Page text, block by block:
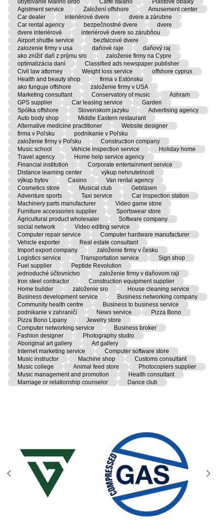
Agistment service
Založení offshore
Amusement center
Car dealer
interiérové dvere
dvere a zárubne
Car rental agency
bezpečnostné dvere
dvere
dvere interiérové
interiérové dvere so zárubňou
Airport shuttle service
bezfalcové dvere
zalozenie firmy v usa
daňové raje
daňový raj
ako znížiť daň z príjmu sro
založenie firmy na Cypre
optimalizácia daní
Classified ads newspaper publisher
Civil law attorney
Weight loss service
offshore cyprus
Health and beauty shop
firma v Estónsku
ako funguje offshore
založenie firmy v USA
Marketing consultant
Conservatory of music
Ashram
GPS supplier
Car leasing service
Garden
Spółka offshore
Slovenskom jazyku
Advertising agency
Auto body shop
Middle Eastern restaurant
Alternative medicine practitioner
Website designer
firma v Poľsku
podnikanie v Poľsku
založenie firmy v Poľsku
Construction company
Music school
Vehicle inspection service
Holiday home
Travel agency
Home help service agency
Financial institution
Corporate entertainment service
Distance learning center
výkup nehnutelnosti
výkup bytov
Casino
Van rental agency
Cosmetics store
Musical club
Gebläsen
Adventure sports
Taxi service
Car inspection station
Machinery parts manufacturer
Video game store
Furniture accessories supplier
Sportswear store
Agricultural product wholesaler
Software company
social network
Video editing service
Computer repair service
Computer hardware manufacturer
Vehicle exporter
Real estate consultant
Import export company
založenie firmy v česku
Logistics service
Transportation service
Sign shop
Fuel supplier
Peptide Revolution
jednoduché účtovníctvo
založenie firmy v daňovom raji
Iron steel contractor
Construction equipment supplier
Home builder
založenie sro
House cleaning service
Business development service
Business networking company
Community health centre
Business to business service
podnikanie v zahraničí
News service
Pizza Bono
Pizza Bono Lipany
Jewelry store
Computer networking service
Business broker
Fashion designer
Photography studio
Aboriginal art gallery
Art gallery
Internet marketing service
Computer software store
Music instructor
Machine shop
Customs consultant
Music college
Animal feed store
Photocopiers supplier
Music management and promotion
Health consultant
Marriage or relationship counselor
Dance club